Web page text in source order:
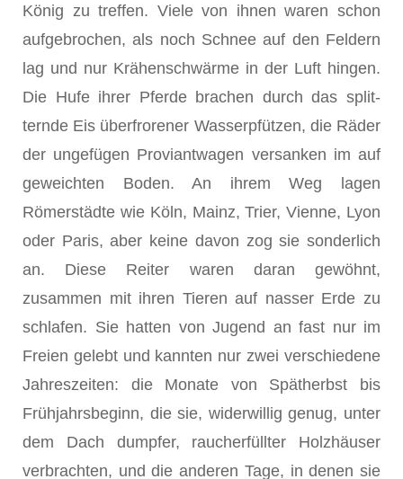
König zu treffen. Viele von ihnen waren schon
aufgebrochen, als noch Schnee auf den Feldern
lag und nur Krähen­schwärme in der Luft hingen.
Die Hufe ihrer Pferde brachen durch das split­
ternde Eis überfrorener Wasserpfützen, die Räder
der ungefügen Proviantwagen versanken im auf
geweichten Boden. An ihrem Weg lagen
Römerstädte wie Köln, Mainz, Trier, Vienne, Lyon
oder Paris, aber keine davon zog sie sonder­lich
an. Diese Reiter waren daran gewöhnt,
zusammen mit ihren Tieren auf nas­ser Erde zu
schlafen. Sie hatten von Jugend an fast nur im
Freien gelebt und kannten nur zwei verschiedene
Jahreszeiten: die Monate von Spätherbst bis
Frühjahrsbeginn, die sie, widerwillig genug, unter
dem Dach dumpfer, raucherfüllter Holzhäuser
verbrachten, und die anderen Tage, in denen sie